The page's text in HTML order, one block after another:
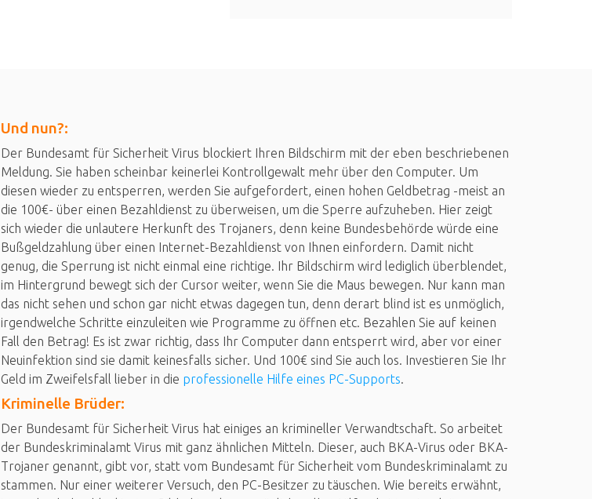
Und nun?:
Der Bundesamt für Sicherheit Virus blockiert Ihren Bildschirm mit der eben beschriebenen
Meldung. Sie haben scheinbar keinerlei Kontrollgewalt mehr über den Computer. Um
diesen wieder zu entsperren, werden Sie aufgefordert, einen hohen Geldbetrag -meist an
die 100€- über einen Bezahldienst zu überweisen, um die Sperre aufzuheben. Hier zeigt
sich wieder die unlautere Herkunft des Trojaners, denn keine Bundesbehörde würde eine
Bußgeldzahlung über einen Internet-Bezahldienst von Ihnen einfordern. Damit nicht
genug, die Sperrung ist nicht einmal eine richtige. Ihr Bildschirm wird lediglich überblendet,
im Hintergrund bewegt sich der Cursor weiter, wenn Sie die Maus bewegen. Nur kann man
das nicht sehen und schon gar nicht etwas dagegen tun, denn derart blind ist es unmöglich,
irgendwelche Schritte einzuleiten wie Programme zu öffnen etc. Bezahlen Sie auf keinen
Fall den Betrag! Es ist zwar richtig, dass Ihr Computer dann entsperrt wird, aber vor einer
Neuinfektion sind sie damit keinesfalls sicher. Und 100€ sind Sie auch los. Investieren Sie Ihr
Geld im Zweifelsfall lieber in die professionelle Hilfe eines PC-Supports.
Kriminelle Brüder:
Der Bundesamt für Sicherheit Virus hat einiges an krimineller Verwandtschaft. So arbeitet
der Bundeskriminalamt Virus mit ganz ähnlichen Mitteln. Dieser, auch BKA-Virus oder BKA-
Trojaner genannt, gibt vor, statt vom Bundesamt für Sicherheit vom Bundeskriminalamt zu
stammen. Nur einer weiterer Versuch, den PC-Besitzer zu täuschen. Wie bereits erwähnt,